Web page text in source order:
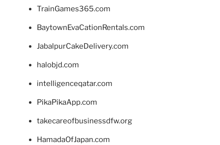
TrainGames365.com
BaytownEvaCationRentals.com
JabalpurCakeDelivery.com
halobjd.com
intelligenceqatar.com
PikaPikaApp.com
takecareofbusinessdfw.org
HamadaOfJapan.com